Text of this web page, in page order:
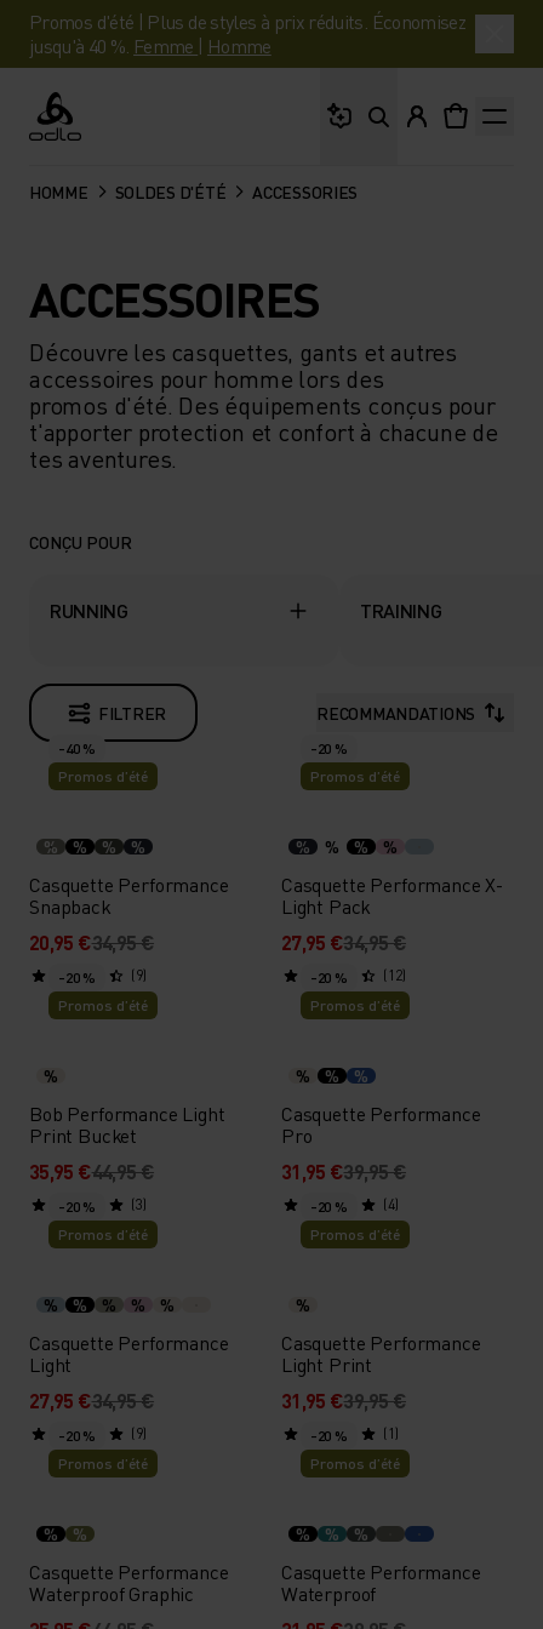
Promos d'été | Plus de styles à prix réduits. Économisez
jusqu'à 40 %. Femme | Homme
Odlo
HOMME SOLDES D'ÉTÉ ACCESSORIES
ACCESSOIRES
Découvre les casquettes, gants et autres
accessoires pour homme lors des
promos d'été. Des équipements conçus pour
t'apporter protection et confort à chacune de
tes aventures.
CONÇU POUR
RUNNING TRAINING
FILTRER RECOMMANDATIONS
-40 %
Promos d’été
% % % %
Casquette Performance
Snapback
20,95 €34,95 €
(9)
-20 %
Promos d’été
% % % %
Casquette Performance X-
Light Pack
27,95 €34,95 €
(12)
-20 %
Promos d’été
%
Bob Performance Light
Print Bucket
35,95 €44,95 €
(3)
-20 %
Promos d’été
% % %
Casquette Performance
Pro
31,95 €39,95 €
(4)
-20 %
Promos d’été
% % % % %
Casquette Performance
Light
27,95 €34,95 €
(9)
-20 %
Promos d’été
%
Casquette Performance
Light Print
31,95 €39,95 €
(1)
-20 %
Promos d’été
% %
Casquette Performance
Waterproof Graphic
-20 %
Promos d’été
% % %
Casquette Performance
Waterproof